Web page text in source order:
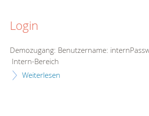
Login
Demozugang: Benutzername:
Intern-Bereich
Weiterlesen